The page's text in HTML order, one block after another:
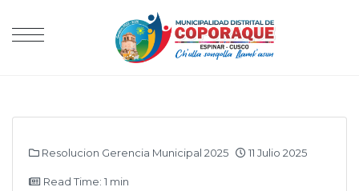
Resolucion Gerencia Municipal 2025 11 Julio 2025
Read Time: 1 min